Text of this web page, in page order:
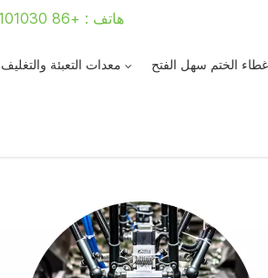
هاتف : +86 13926101030
معدات التعبئة والتغليف الختم سهل الفتح